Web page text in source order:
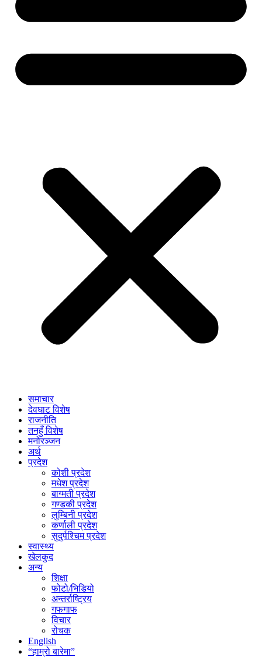
समाचार
देवघाट विशेष
राजनीति
तनहुँ विशेष
मनोरञ्जन
अर्थ
प्रदेश
कोशी प्रदेश
मधेश प्रदेश
बाग्मती प्रदेश
गण्डकी प्रदेश
लुम्बिनी प्रदेश
कर्णाली प्रदेश
सुदुर्पश्चिम प्रदेश
स्वास्थ्य
खेलकुद
अन्य
शिक्षा
फोटो/भिडियो
अन्तर्राष्ट्रिय
गफगाफ
विचार
रोचक
English
“हाम्रो बारेमा”